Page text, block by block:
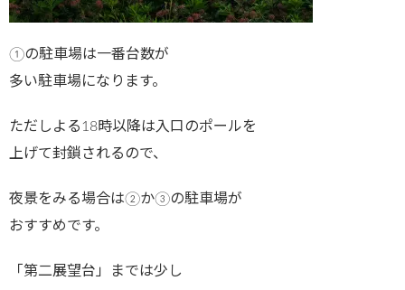
①の駐車場は一番台数が
多い駐車場になります。
ただしよる18時以降は入口のポールを
上げて封鎖されるので、
夜景をみる場合は②か③の駐車場が
おすすめです。
「第二展望台」までは少し